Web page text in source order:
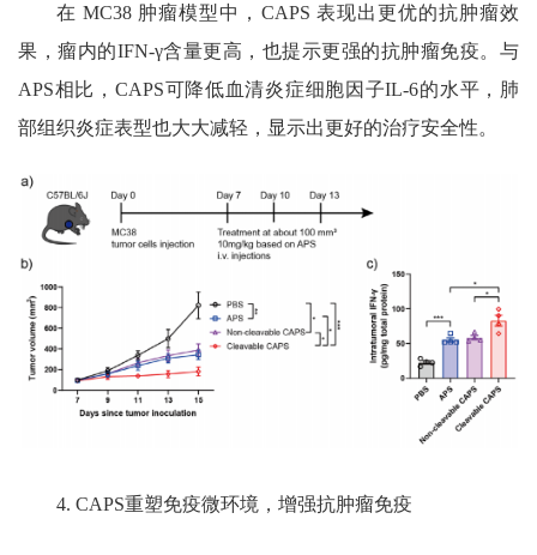
在 MC38 肿瘤模型中， CAPS 表现出更优的抗肿瘤效
果，瘤内的IFN-γ含量更高，也提示更强的抗肿瘤免疫。与
APS相比， CAPS可降低血清炎症细胞因子IL-6的水平，肺
部组织炎症表型也大大减轻，显示出更好的治疗安全性。
4. CAPS重塑免疫微环境，增强抗肿瘤免疫